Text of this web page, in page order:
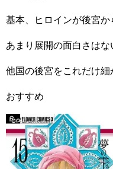
基本、ヒロインが後宮
あまり展開の面白さはな
他国の後宮をこれだけ
おすすめ